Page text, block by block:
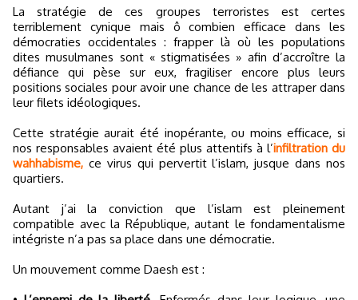
La stratégie de ces groupes terroristes est certes
terriblement cynique mais ô combien efficace dans les
démocraties occidentales : frapper là où les populations
dites musulmanes sont « stigmatisées » afin d’accroître la
défiance qui pèse sur eux, fragiliser encore plus leurs
positions sociales pour avoir une chance de les attraper dans
leur filets idéologiques.
Cette stratégie aurait été inopérante, ou moins efficace, si
nos responsables avaient été plus attentifs à l’infiltration du
wahhabisme, ce virus qui pervertit l’islam, jusque dans nos
quartiers.
Autant j’ai la conviction que l’islam est pleinement
compatible avec la République, autant le fondamentalisme
intégriste n’a pas sa place dans une démocratie.
Un mouvement comme Daesh est :